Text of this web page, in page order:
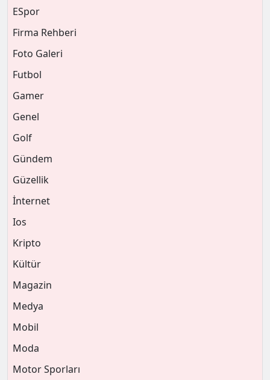
ESpor
Firma Rehberi
Foto Galeri
Futbol
Gamer
Genel
Golf
Gündem
Güzellik
İnternet
Ios
Kripto
Kültür
Magazin
Medya
Mobil
Moda
Motor Sporları